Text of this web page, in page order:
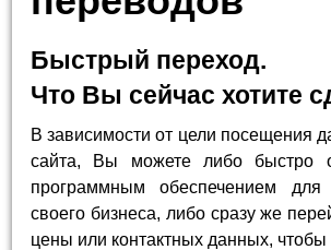
Быстрый переход.
Что Вы сейчас хотите
В зависимости от цели посещения
сайта, Вы можете либо быстро
программным обеспечением для
своего бизнеса, либо сразу же
цены или контактных данных, чтобы